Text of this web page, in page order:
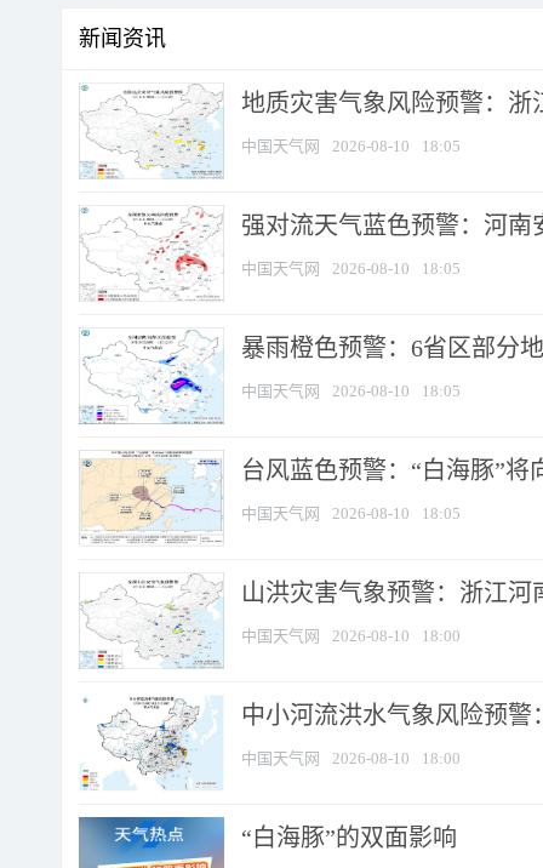
新闻资讯
地质灾害气象风险预警：浙
中国天气网 2026-08-10 18:05
强对流天气蓝色预警：河南
中国天气网 2026-08-10 18:05
暴雨橙色预警：6省区部分
中国天气网 2026-08-10 18:05
台风蓝色预警：“白海豚”
中国天气网 2026-08-10 18:05
山洪灾害气象预警：浙江
中国天气网 2026-08-10 18:00
中小河流洪水气象风险预
中国天气网 2026-08-10 18:00
​“白海豚”的双面影响